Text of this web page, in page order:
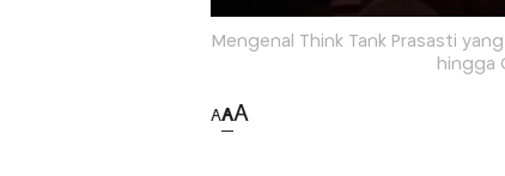
Mengenal Think Tank Prasasti
hingga
AAA